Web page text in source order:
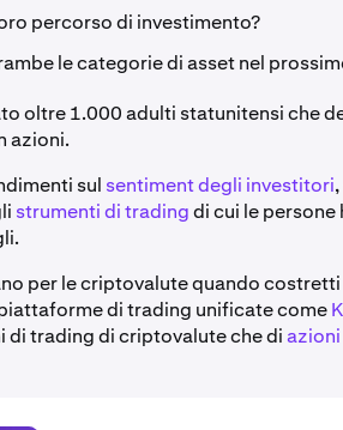
percorso di investimento?
le categorie di asset nel
oltre 1.000 adulti statunitensi che
azioni.
sul sentiment degli investitori
strumenti di tradingdi cui le
per le criptovalute quando costretti
di trading unificate come
di trading di criptovalute che diazioni